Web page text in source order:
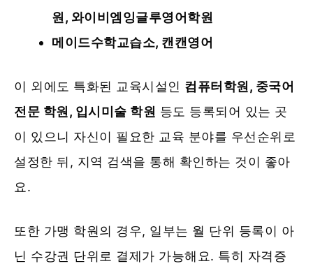
원, 와이비엠잉글루영어학원
메이드수학교습소, 캔캔영어
이 외에도 특화된 교육시설인 컴퓨터학원, 중국어
전문 학원, 입시미술 학원 등도 등록되어 있는 곳
이 있으니 자신이 필요한 교육 분야를 우선순위로
설정한 뒤, 지역 검색을 통해 확인하는 것이 좋아
요.
또한 가맹 학원의 경우, 일부는 월 단위 등록이 아
닌 수강권 단위로 결제가 가능해요. 특히 자격증